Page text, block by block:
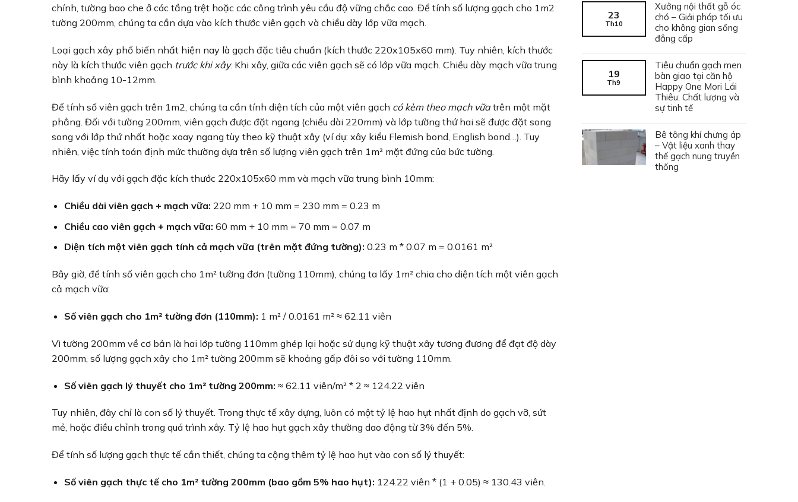
chính, tường bao che ở các tầng trệt hoặc các công trình yêu cầu độ vững chắc cao. Để tính số lượng gạch cho 1m2
tường 200mm, chúng ta cần dựa vào kích thước viên gạch và chiều dày lớp vữa mạch.
Loại gạch xây phổ biến nhất hiện nay là gạch đặc tiêu chuẩn (kích thước 220x105x60 mm). Tuy nhiên, kích thước
này là kích thước viên gạch trước khi xây. Khi xây, giữa các viên gạch sẽ có lớp vữa mạch. Chiều dày mạch vữa trung
bình khoảng 10-12mm.
Để tính số viên gạch trên 1m2, chúng ta cần tính diện tích của một viên gạch có kèm theo mạch vữatrên một mặt
phẳng. Đối với tường 200mm, viên gạch được đặt ngang (chiều dài 220mm) và lớp tường thứ hai sẽ được đặt song
song với lớp thứ nhất hoặc xoay ngang tùy theo kỹ thuật xây (ví dụ: xây kiểu Flemish bond, English bond…). Tuy
nhiên, việc tính toán định mức thường dựa trên số lượng viên gạch trên 1m² mặt đứng của bức tường.
Hãy lấy ví dụ với gạch đặc kích thước 220x105x60 mm và mạch vữa trung bình 10mm:
Chiều dài viên gạch + mạch vữa: 220 mm + 10 mm = 230 mm = 0.23 m
Chiều cao viên gạch + mạch vữa: 60 mm + 10 mm = 70 mm = 0.07 m
Diện tích một viên gạch tính cả mạch vữa (trên mặt đứng tường): 0.23 m * 0.07 m = 0.0161 m²
Bây giờ, để tính số viên gạch cho 1m² tường đơn (tường 110mm), chúng ta lấy 1m² chia cho diện tích một viên gạch
cả mạch vữa:
Số viên gạch cho 1m² tường đơn (110mm): 1 m² / 0.0161 m² ≈ 62.11 viên
Vì tường 200mm về cơ bản là hai lớp tường 110mm ghép lại hoặc sử dụng kỹ thuật xây tương đương để đạt độ dày
200mm, số lượng gạch xây cho 1m² tường 200mm sẽ khoảng gấp đôi so với tường 110mm.
Số viên gạch lý thuyết cho 1m² tường 200mm: ≈ 62.11 viên/m² * 2 ≈ 124.22 viên
Tuy nhiên, đây chỉ là con số lý thuyết. Trong thực tế xây dựng, luôn có một tỷ lệ hao hụt nhất định do gạch vỡ, sứt
mẻ, hoặc điều chỉnh trong quá trình xây. Tỷ lệ hao hụt gạch xây thường dao động từ 3% đến 5%.
Để tính số lượng gạch thực tế cần thiết, chúng ta cộng thêm tỷ lệ hao hụt vào con số lý thuyết:
Số viên gạch thực tế cho 1m² tường 200mm (bao gồm 5% hao hụt): 124.22 viên * (1 + 0.05) ≈ 130.43 viên.
23
Th10
Xưởng nội thất gỗ óc
chó – Giải pháp tối ưu
cho không gian sống
đẳng cấp
19
Th9
Tiêu chuẩn gạch men
bàn giao tại căn hộ
Happy One Mori Lái
Thiêu: Chất lượng và
sự tinh tế
Bê tông khí chưng áp
– Vật liệu xanh thay
thế gạch nung truyền
thống